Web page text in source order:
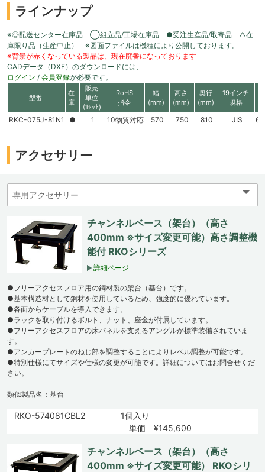
ラインナップ
※◎配送センター在庫品 ◯組立品/工場在庫品 ●受注生産品/取寄品 △在
庫限り品（生産中止） ※図面ファイルは機種により公開しております。
※背景が赤くなっている製品は、現在廃番になっております
CADデータ（DXF）のダウンロードには、
ログイン / 会員登録が必要です。
型番
在
庫
販売
単位
(1ｾｯﾄ)
RoHS
指令
幅
(mm)
高さ
(mm)
奥行
(mm)
19インチ
規格
RKC-075J-81N1 ● 1 10物質対応 570 750 810 JIS
アクセサリー
チャンネルベース（架台）（高さ
400mm ※サイズ変更可能）高さ調整機
能付 RKOシリーズ
詳細ページ
●フリーアクセスフロア用の鋼材製の架台（基台）です。
●基本構造材として鋼材を使用しているため、強度的に優れています。
●各面からケーブルを導入できます。
●ラックを取り付けるボルト、ナット、座金が付属しています。
●フリーアクセスフロアの床パネルを支えるアングルが標準装備されていま
す。
●アンカープレートのねじ部を調整することによりレベル調整が可能です。
●特別仕様にてサイズや仕様の変更が可能です。詳細についてはお問合せくだ
さい。
類似製品名：基台
RKO-574081CBL2
1個入り
単価 ¥145,600
チャンネルベース（架台）（高さ
400mm ※サイズ変更可能） RKOシリ